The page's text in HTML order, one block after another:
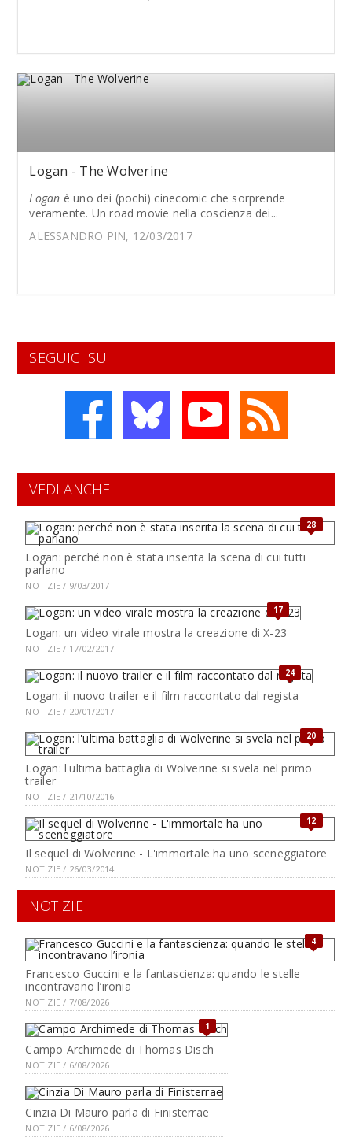
Logan - The Wolverine
Logan è uno dei (pochi) cinecomic che sorprende
veramente. Un road movie nella coscienza dei...
ALESSANDRO PIN, 12/03/2017
SEGUICI SU
VEDI ANCHE
28
Logan: perché non è stata inserita la scena di cui tutti
parlano
NOTIZIE / 9/03/2017
17
Logan: un video virale mostra la creazione di X-23
NOTIZIE / 17/02/2017
24
Logan: il nuovo trailer e il film raccontato dal regista
NOTIZIE / 20/01/2017
20
Logan: l'ultima battaglia di Wolverine si svela nel primo
trailer
NOTIZIE / 21/10/2016
12
Il sequel di Wolverine - L'immortale ha uno sceneggiatore
NOTIZIE / 26/03/2014
NOTIZIE
4
Francesco Guccini e la fantascienza: quando le stelle
incontravano l’ironia
NOTIZIE / 7/08/2026
1
Campo Archimede di Thomas Disch
NOTIZIE / 6/08/2026
Cinzia Di Mauro parla di Finisterrae
NOTIZIE / 6/08/2026